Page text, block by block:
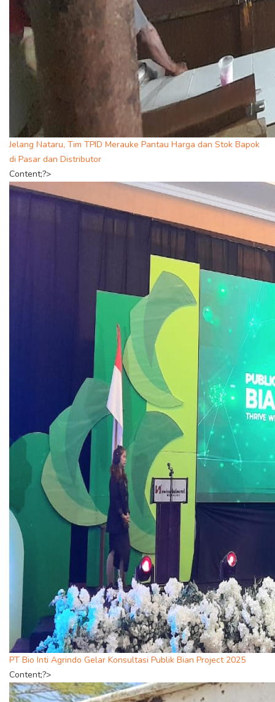
Jelang Nataru, Tim TPID Merauke Pantau Harga dan Stok Bapok
di Pasar dan Distributor
Content;?>
PT Bio Inti Agrindo Gelar Konsultasi Publik Bian Project 2025
Content;?>